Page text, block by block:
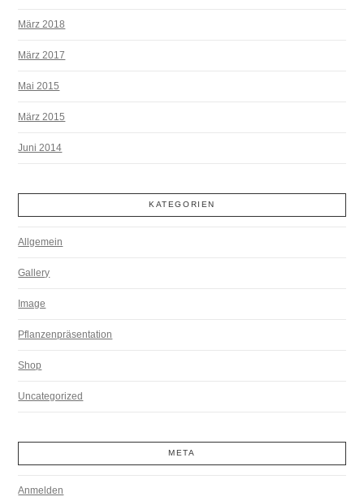
März 2018
März 2017
Mai 2015
März 2015
Juni 2014
KATEGORIEN
Allgemein
Gallery
Image
Pflanzenpräsentation
Shop
Uncategorized
META
Anmelden